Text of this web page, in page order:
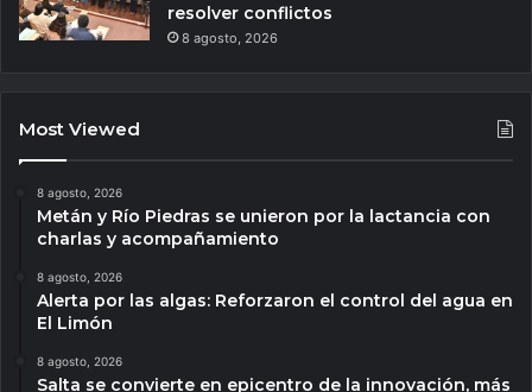
resolver conflictos
8 agosto, 2026
Most Viewed
8 agosto, 2026
Metán y Río Piedras se unieron por la lactancia con
charlas y acompañamiento
8 agosto, 2026
Alerta por las algas: Reforzaron el control del agua en
El Limón
8 agosto, 2026
Salta se convierte en epicentro de la innovación, más